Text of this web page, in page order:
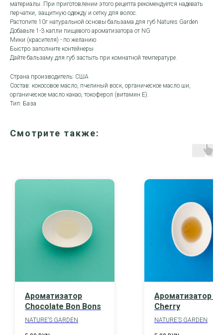
материалы. При приготовлении этого рецепта рекомендуется надевать
перчатки, защитную одежду и сетку для волос.
Растопите 10г натуральной основы бальзама для губ Natures Garden
Добавьте 1-3 капли пищевого ароматизатора от NG
Мики (красителя) - по желанию
Быстро заполните контейнеры
Дайте бальзаму для губ застыть при комнатной температуре.
Страна производитель: США
Состав: кокосовое масло, пчелиный воск, органическое масло ши,
органическое масло какао, токоферол (витамин Е).
Тип: База
Смотрите также:
Ароматизатор
Chocolate Bon Bons
NATURE’S GARDEN
Ароматизатор
Cherry
NATURE’S GARDEN